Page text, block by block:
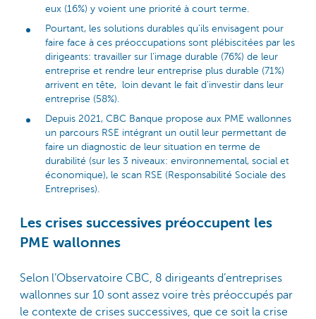
eux​ (16%) y voient une priorité à court terme.
Pourtant, les solutions durables qu’ils envisagent pour
faire face à ces préoccupations sont plébiscitées par les
dirigeants: travailler sur l’image durable (76%) de leur
entreprise et rendre leur entreprise plus durable (71%)
arrivent en tête, ​ loin devant le fait d’investir dans leur
entreprise (58%).
Depuis 2021, CBC Banque propose aux PME wallonnes
un parcours RSE intégrant un outil leur permettant de
faire un diagnostic de leur situation en terme de
durabilité (sur les 3 niveaux: environnemental, social et
économique), le scan RSE (Responsabilité Sociale des
Entreprises).
Les crises successives préoccupent les
PME wallonnes
Selon l’Observatoire CBC, 8 dirigeants d’entreprises
wallonnes sur 10 sont assez voire très préoccupés par
le contexte de crises successives, que ce soit la crise